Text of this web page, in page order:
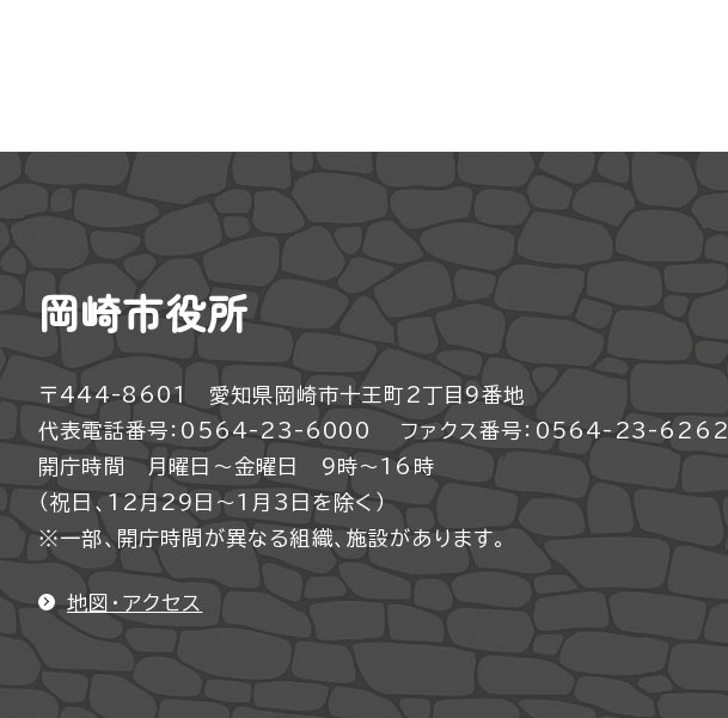
岡崎市役所
〒444-8601 愛知県岡崎市十王町2丁目9番地
代表電話番号：0564-23-6000
ファクス番号：0564-23-6262
開庁時間 月曜日～金曜日 9時～16時
（祝日、12月29日～1月3日を除く）
※一部、開庁時間が異なる組織、施設があります。
地図・アクセス